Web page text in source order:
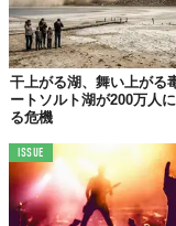
干上がる湖、舞い上が
ートソルト湖が200万人
る危機
ISSUE